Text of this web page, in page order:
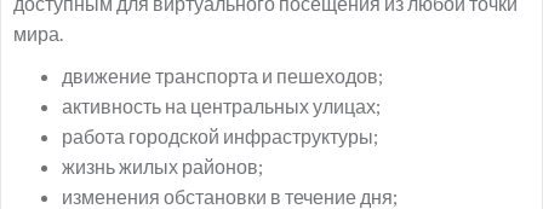
мира.
движение транспорта и пешеходов;
активность на центральных улицах;
работа городской инфраструктуры;
жизнь жилых районов;
изменения обстановки в течение дня;